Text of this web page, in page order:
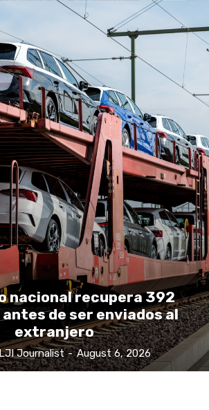
nacional recupera 392
de ser enviados al
extranjero
Journalist - August 6, 2026